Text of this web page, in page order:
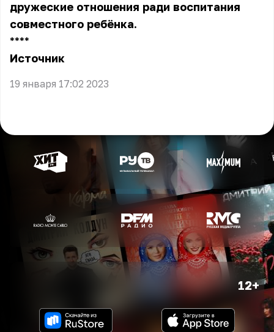
дружеские отношения ради воспитания
совместного ребёнка.
** **
Источник
19 января 17:02 2023
12+